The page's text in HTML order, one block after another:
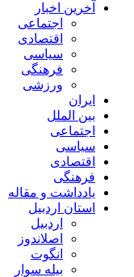
آخرین اخبار
اجتماعی
اقتصادی
سیاسی
فرهنگی
ورزشی
ایران
بین الملل
اجتماعی
سیاسی
اقتصادی
فرهنگی
یادداشت و مقاله
استان اردبیل
اردبیل
اصلاندوز
انگوت
بیله سوار